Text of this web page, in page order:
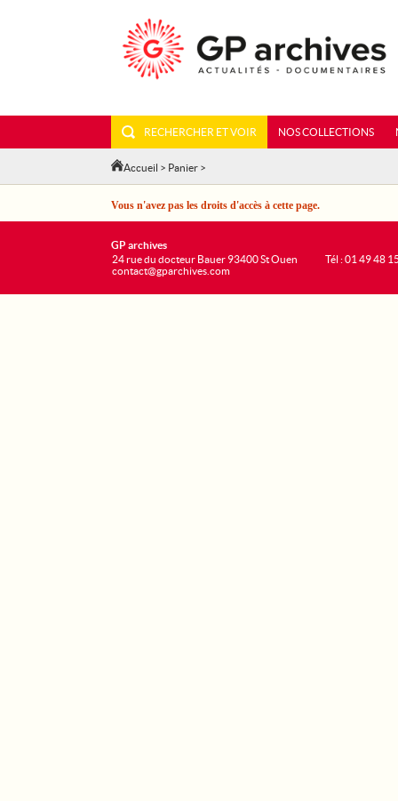
RECHERCHER ET VOIR NOS COLLECTIONS
Accueil > Panier >
Vous n'avez pas les droits d'accès à cette page.
GP archives
24 rue du docteur Bauer 93400 St Ouen
contact@gparchives.com
Tél : 01 49 48